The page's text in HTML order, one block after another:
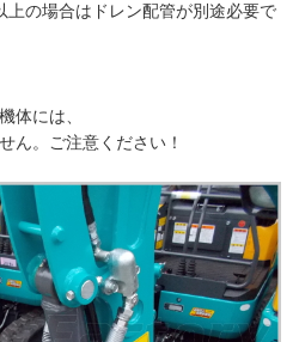
の場合はドレン配管が別途必要で
体には、
ん。ご注意ください！